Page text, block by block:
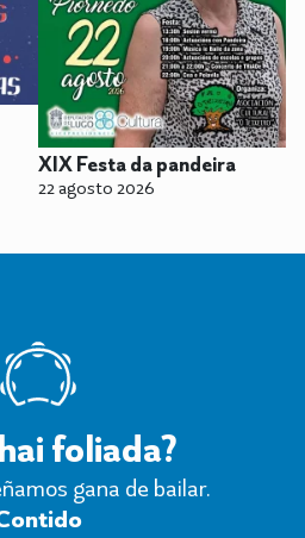
XIX Festa da pandeira
22 agosto 2026
foliada?
gana de bailar.